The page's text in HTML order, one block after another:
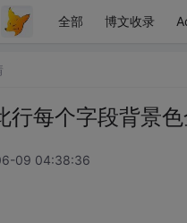
全部 博文收录
行每个字段背景
09 04:38:36